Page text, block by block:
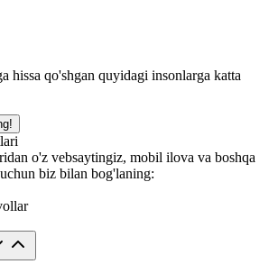
hissa qo'shgan quyidagi insonlarga katta
o'z vebsaytingiz, mobil ilova va boshqa
biz bilan bog'laning: